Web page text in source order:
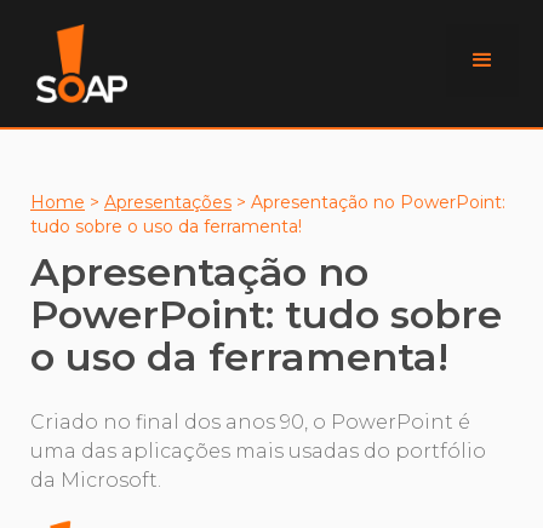
Home > Apresentações > Apresentação no PowerPoint:
tudo sobre o uso da ferramenta!
Apresentação no
PowerPoint: tudo sobre
o uso da ferramenta!
Criado no final dos anos 90, o PowerPoint é
uma das aplicações mais usadas do portfólio
da Microsoft.